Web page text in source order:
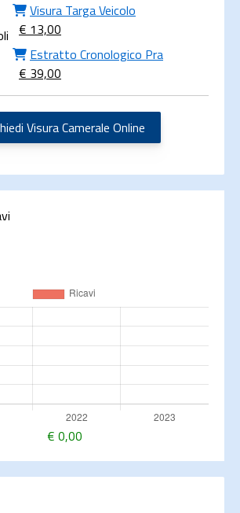
Visura Targa Veicolo
€ 13,00
Estratto Cronologico Pra
€ 39,00
Visura Camerale Online
€ 0,00